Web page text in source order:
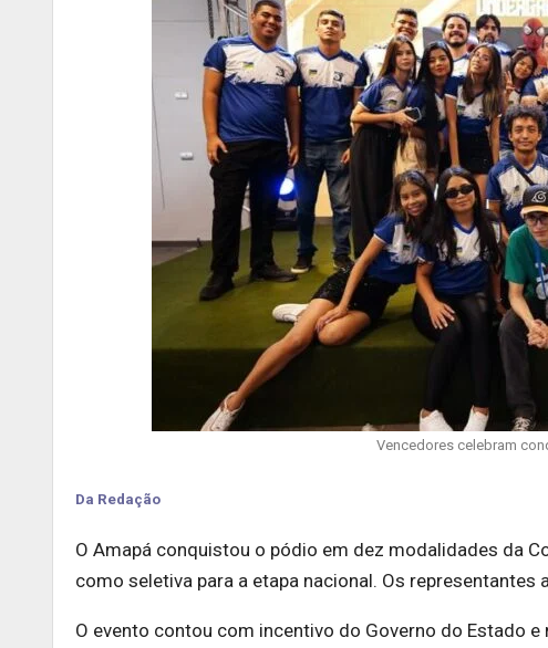
Vencedores celebram
Da Redação
O Amapá conquistou o pódio em dez modalidades da
como seletiva para a etapa nacional. Os
O evento contou com incentivo do Governo do Estado